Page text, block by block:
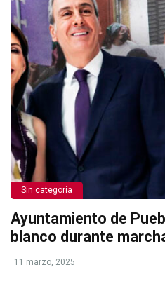
Sin categoría
Ayuntamiento de
blanco durante
11 marzo, 2025